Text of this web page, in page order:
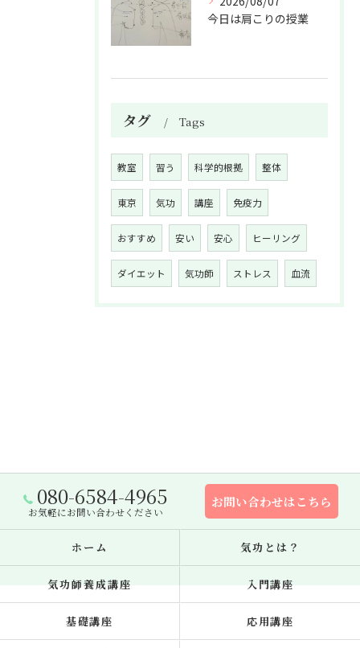
今日は肩こりの授業
タグ Tags
教室 習う 科学的根拠 整体
東京 気功 講座 免疫力
おすすめ 安い 安心 ヒーリング
ダイエット 気功師 ストレス 血流
080-6584-4965
お気軽にお問い合わせください
お問い合わせはこちら
ホーム 気功とは？
気功師養成講座 入門講座
基礎講座 応用講座